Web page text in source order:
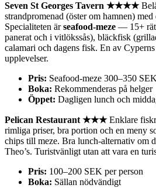
Seven St Georges Tavern ★★★★
strandpromenad (öster om hamnen)
Specialiteten ärseafood-meze — 15+
panerat och i vitlökssås), bläckfisk
calamari och dagens fisk. En av
upplevelser.
Pris: Seafood-meze 300–350
Boka: Rekommenderas på helger
Öppet: Dagligen lunch och
Pelican Restaurant ★★★Enklare
rimliga priser, bra portion och en meny
chips till meze. Bra lunch-alternativ om
Theo’s. Turistvänligt utan att vara en
Pris: 100–200 SEK per person
Boka: Sällan nödvändigt